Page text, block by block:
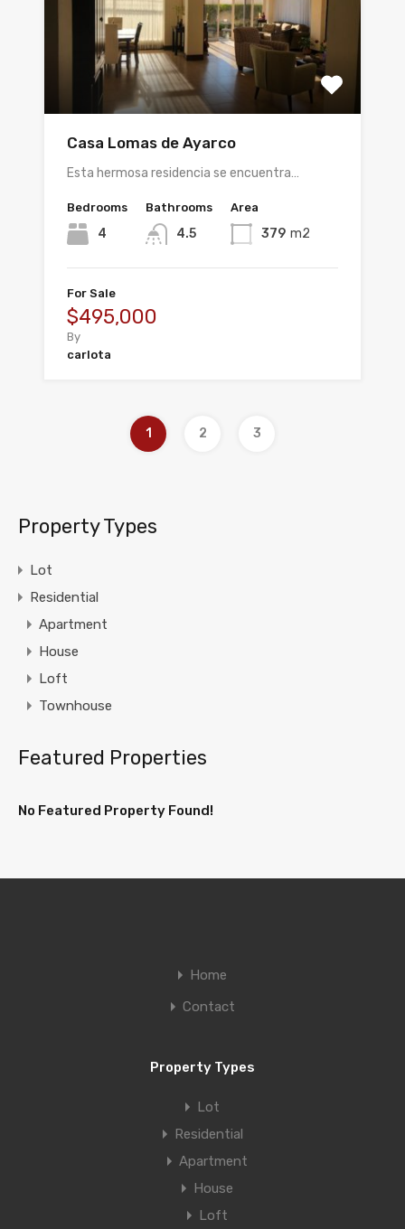
Casa Lomas de Ayarco
Esta hermosa residencia se encuentra…
Bedrooms
4
Bathrooms
4.5
Area
379 m2
For Sale
$495,000
By
carlota
1 2 3
Property Types
Lot
Residential
Apartment
House
Loft
Townhouse
Featured Properties
No Featured Property Found!
Home
Contact
Property Types
Lot
Residential
Apartment
House
Loft